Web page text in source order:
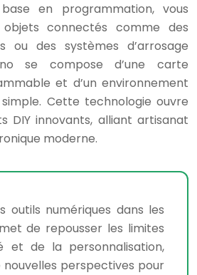
en programmation, vous
connectés comme des
ou des systèmes d’arrosage
se compose d’une carte
et d’un environnement
Cette technologie ouvre
DIY innovants, alliant artisanat
moderne.
outils numériques dans les
de repousser les limites
et de la personnalisation,
nouvelles perspectives pour